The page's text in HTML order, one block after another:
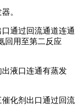
。
通过回流通道连通
回用至第二反应
液口连通有蒸发
化剂出口通过回流